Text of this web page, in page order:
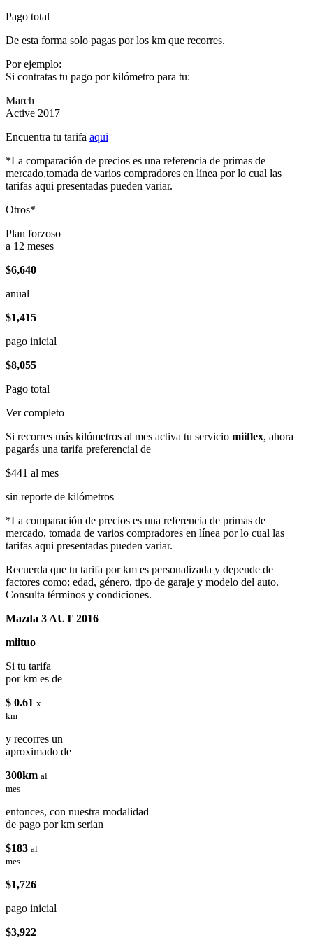
Pago total
De esta forma solo pagas por los km que recorres.
Por ejemplo:
Si contratas tu pago por kilómetro para tu:
March
Active 2017
Encuentra tu tarifa aqui
*La comparación de precios es una referencia de primas de
mercado,tomada de varios compradores en línea por lo cual las
tarifas aqui presentadas pueden variar.
Otros*
Plan forzoso
a 12 meses
$6,640
anual
$1,415
pago inicial
$8,055
Pago total
Ver completo
Si recorres más kilómetros al mes activa tu servicio miiflex, ahora
pagarás una tarifa preferencial de
$441 al mes
sin reporte de kilómetros
*La comparación de precios es una referencia de primas de
mercado, tomada de varios compradores en línea por lo cual las
tarifas aqui presentadas pueden variar.
Recuerda que tu tarifa por km es personalizada y depende de
factores como: edad, género, tipo de garaje y modelo del auto.
Consulta términos y condiciones.
Mazda 3 AUT 2016
miituo
Si tu tarifa
por km es de
$ 0.61 x
km
y recorres un
aproximado de
300km al
mes
entonces, con nuestra modalidad
de pago por km serían
$183 al
mes
$1,726
pago inicial
$3,922